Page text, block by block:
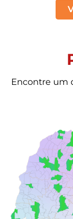
Encontre um